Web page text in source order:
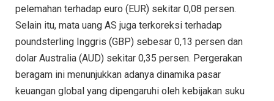
pelemahan terhadap euro (EUR) sekitar 0,08 persen.
Selain itu, mata uang AS juga terkoreksi terhadap
poundsterling Inggris (GBP) sebesar 0,13 persen dan
dolar Australia (AUD) sekitar 0,35 persen. Pergerakan
beragam ini menunjukkan adanya dinamika pasar
keuangan global yang dipengaruhi oleh kebijakan suku